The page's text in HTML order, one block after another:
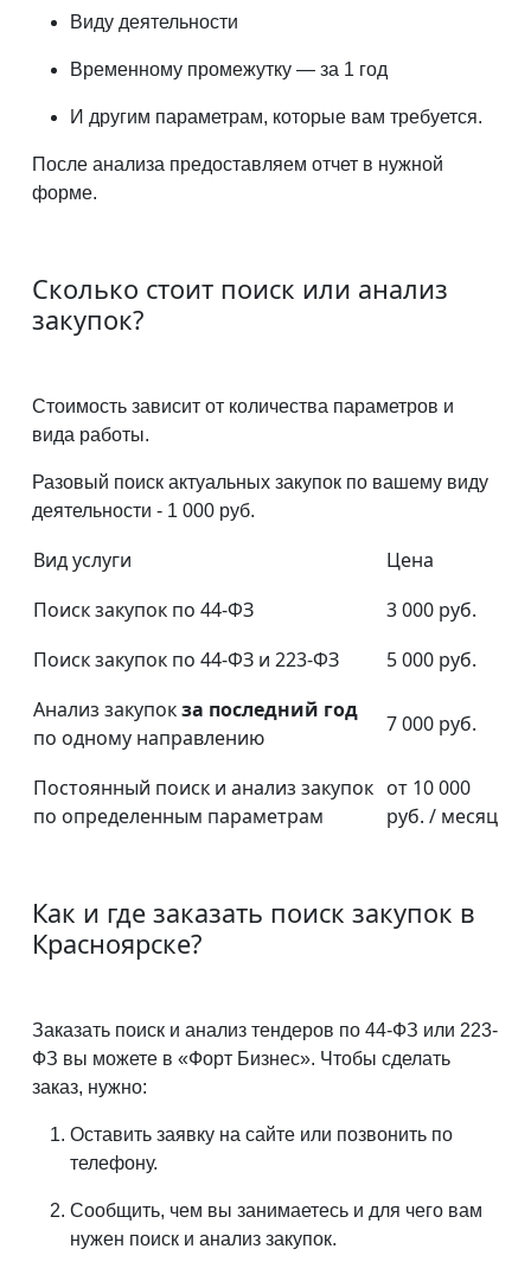
Виду деятельности
Временному промежутку — за 1 год
И другим параметрам, которые вам требуется.
После анализа предоставляем отчет в нужной
форме.
Сколько стоит поиск или анализ
закупок?
Стоимость зависит от количества параметров и
вида работы.
Разовый поиск актуальных закупок по вашему виду
деятельности - 1 000 руб.
Вид услуги
Цена
Поиск закупок по 44-ФЗ
3 000 руб.
Поиск закупок по 44-ФЗ и 223-ФЗ
5 000 руб.
Анализ закупокза последний год
по одному направлению
7 000 руб.
Постоянный поиск и анализ закупок
по определенным параметрам
от 10 000
руб. / месяц
Как и где заказать поиск закупок в
Красноярске?
Заказать поиск и анализ тендеров по 44-ФЗ или 223-
ФЗ вы можете в «Форт Бизнес». Чтобы сделать
заказ, нужно:
Оставить заявку на сайте или позвонить по
телефону.
Сообщить, чем вы занимаетесь и для чего вам
нужен поиск и анализ закупок.